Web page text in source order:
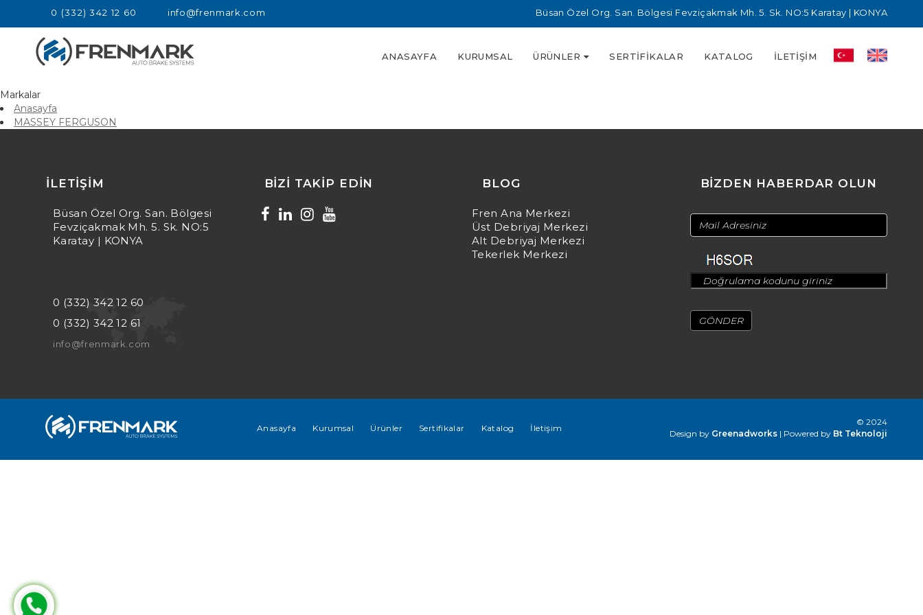
0 (332) 342 12 60 info@frenmark.com Büsan Özel Org. San. Bölgesi Fevziçakmak Mh. 5. Sk. NO:5 Karatay | KONYA
ANASAYFA KURUMSAL ÜRÜNLER SERTIFIKALAR KATALOG İLETIŞIM
Markalar
Anasayfa
MASSEY FERGUSON
İLETIŞIM
Büsan Özel Org. San. Bölgesi
Fevziçakmak Mh. 5. Sk. NO:5
Karatay | KONYA
0 (332) 342 12 60
0 (332) 342 12 61
info@frenmark.com
BIZI TAKIP EDIN BLOG
Fren Ana Merkezi
Üst Debriyaj Merkezi
Alt Debriyaj Merkezi
Tekerlek Merkezi
BİZDEN HABERDAR OLUN
© 2024
Design by Greenadworks | Powered by Bt Teknoloji
Anasayfa Kurumsal Ürünler Sertifikalar Katalog İletişim